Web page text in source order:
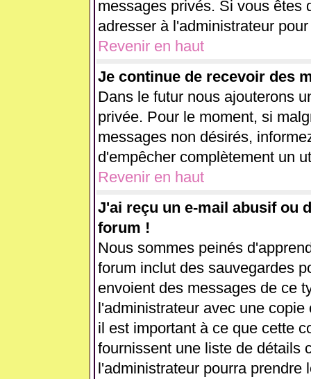
messages privés. Si vous êtes
adresser à l'administrateur
Revenir en haut
Je continue de recevoir des
Dans le futur nous ajouterons
privée. Pour le moment, si
messages non désirés,
d'empêcher complètement un
Revenir en haut
J'ai reçu un e-mail abusif ou
forum !
Nous sommes peinés
forum inclut des sauvegardes
envoient des messages de ce
l'administrateur avec une
il est important à ce que cette
fournissent une liste de détails
l'administrateur pourra prendre